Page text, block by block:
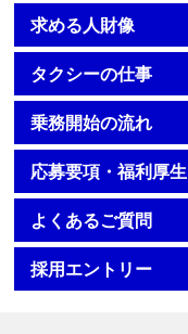
求める人財像
タクシーの仕事
乗務開始の流れ
応募要項・福利厚生
よくあるご質問
採用エントリー